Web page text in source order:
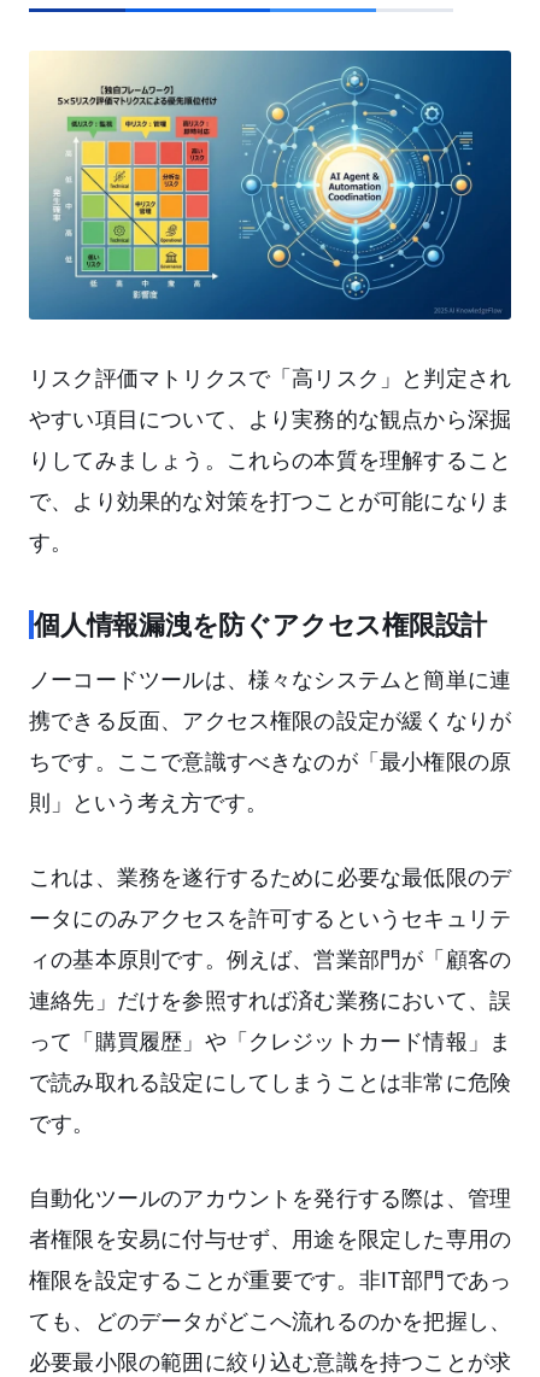
リスク評価マトリクスで「高リスク」と判定され
やすい項目について、より実務的な観点から深掘
りしてみましょう。これらの本質を理解すること
で、より効果的な対策を打つことが可能になりま
す。
個人情報漏洩を防ぐアクセス権限設計
ノーコードツールは、様々なシステムと簡単に連
携できる反面、アクセス権限の設定が緩くなりが
ちです。ここで意識すべきなのが「最小権限の原
則」という考え方です。
これは、業務を遂行するために必要な最低限のデ
ータにのみアクセスを許可するというセキュリテ
ィの基本原則です。例えば、営業部門が「顧客の
連絡先」だけを参照すれば済む業務において、誤
って「購買履歴」や「クレジットカード情報」ま
で読み取れる設定にしてしまうことは非常に危険
です。
自動化ツールのアカウントを発行する際は、管理
者権限を安易に付与せず、用途を限定した専用の
権限を設定することが重要です。非IT部門であっ
ても、どのデータがどこへ流れるのかを把握し、
必要最小限の範囲に絞り込む意識を持つことが求